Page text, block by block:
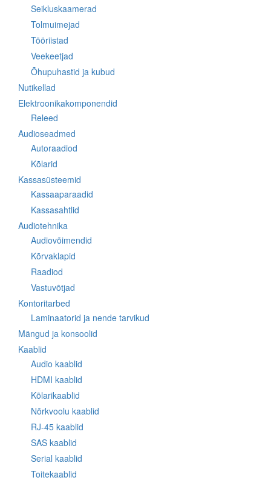
Seikluskaamerad
Tolmuimejad
Tööriistad
Veekeetjad
Õhupuhastid ja kubud
Nutikellad
Elektroonikakomponendid
Releed
Audioseadmed
Autoraadiod
Kõlarid
Kassasüsteemid
Kassaaparaadid
Kassasahtlid
Audiotehnika
Audiovõimendid
Kõrvaklapid
Raadiod
Vastuvõtjad
Kontoritarbed
Laminaatorid ja nende tarvikud
Mängud ja konsoolid
Kaablid
Audio kaablid
HDMI kaablid
Kõlarikaablid
Nõrkvoolu kaablid
RJ-45 kaablid
SAS kaablid
Serial kaablid
Toitekaablid